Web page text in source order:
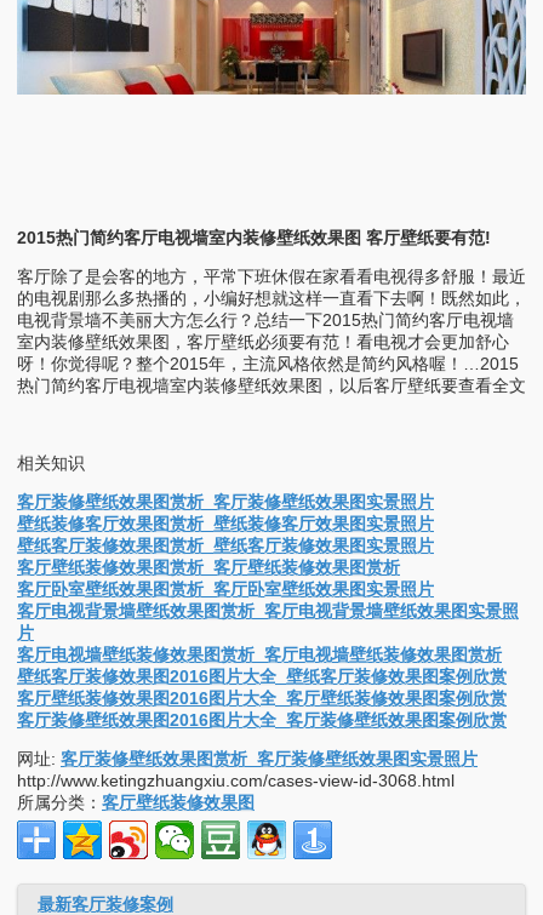
2015热门简约客厅电视墙室内装修壁纸效果图 客厅壁纸要有范!
客厅除了是会客的地方，平常下班休假在家看看电视得多舒服！最近
的电视剧那么多热播的，小编好想就这样一直看下去啊！既然如此，
电视背景墙不美丽大方怎么行？总结一下2015热门简约客厅电视墙
室内装修壁纸效果图，客厅壁纸必须要有范！看电视才会更加舒心
呀！你觉得呢？整个2015年，主流风格依然是简约风格喔！…2015
热门简约客厅电视墙室内装修壁纸效果图，以后客厅壁纸要查看全文
相关知识
客厅装修壁纸效果图赏析_客厅装修壁纸效果图实景照片
壁纸装修客厅效果图赏析_壁纸装修客厅效果图实景照片
壁纸客厅装修效果图赏析_壁纸客厅装修效果图实景照片
客厅壁纸装修效果图赏析_客厅壁纸装修效果图赏析
客厅卧室壁纸效果图赏析_客厅卧室壁纸效果图实景照片
客厅电视背景墙壁纸效果图赏析_客厅电视背景墙壁纸效果图实景照
片
客厅电视墙壁纸装修效果图赏析_客厅电视墙壁纸装修效果图赏析
壁纸客厅装修效果图2016图片大全_壁纸客厅装修效果图案例欣赏
客厅壁纸装修效果图2016图片大全_客厅壁纸装修效果图案例欣赏
客厅装修壁纸效果图2016图片大全_客厅装修壁纸效果图案例欣赏
网址: 客厅装修壁纸效果图赏析_客厅装修壁纸效果图实景照片
http://www.ketingzhuangxiu.com/cases-view-id-3068.html
所属分类： 客厅壁纸装修效果图
最新客厅装修案例